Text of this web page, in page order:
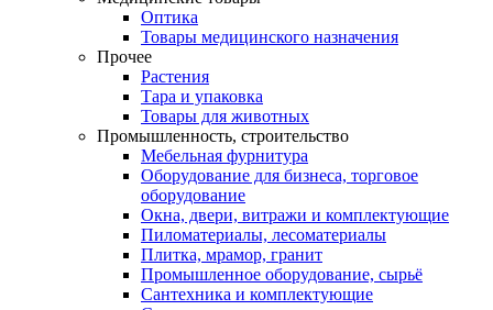
Оптика
Товары медицинского назначения
Прочее
Растения
Тара и упаковка
Товары для животных
Промышленность, строительство
Мебельная фурнитура
Оборудование для бизнеса, торговое
оборудование
Окна, двери, витражи и комплектующие
Пиломатериалы, лесоматериалы
Плитка, мрамор, гранит
Промышленное оборудование, сырьё
Сантехника и комплектующие